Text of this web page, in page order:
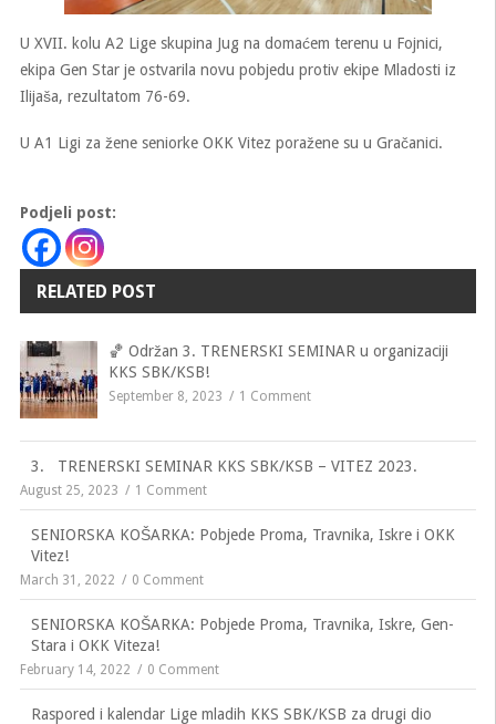
U XVII. kolu A2 Lige skupina Jug na domaćem terenu u Fojnici,
ekipa Gen Star je ostvarila novu pobjedu protiv ekipe Mladosti iz
Ilijaša, rezultatom 76-69.
U A1 Ligi za žene seniorke OKK Vitez poražene su u Gračanici.
Podjeli post:
RELATED POST
🏀 Održan 3. TRENERSKI SEMINAR u organizaciji
KKS SBK/KSB!
September 8, 2023 1 Comment
3. TRENERSKI SEMINAR KKS SBK/KSB – VITEZ 2023.
August 25, 2023 1 Comment
SENIORSKA KOŠARKA: Pobjede Proma, Travnika, Iskre i OKK
Vitez!
March 31, 2022 0 Comment
SENIORSKA KOŠARKA: Pobjede Proma, Travnika, Iskre, Gen-
Stara i OKK Viteza!
February 14, 2022 0 Comment
Raspored i kalendar Lige mladih KKS SBK/KSB za drugi dio